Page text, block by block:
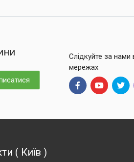
Слідкуйте за нами
мережах
( Київ )